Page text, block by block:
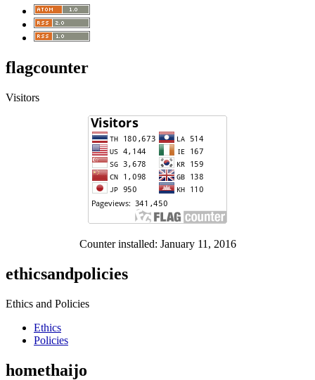
flagcounter
Visitors
Counter installed: January 11, 2016
ethicsandpolicies
Ethics and Policies
Ethics
Policies
homethaijo